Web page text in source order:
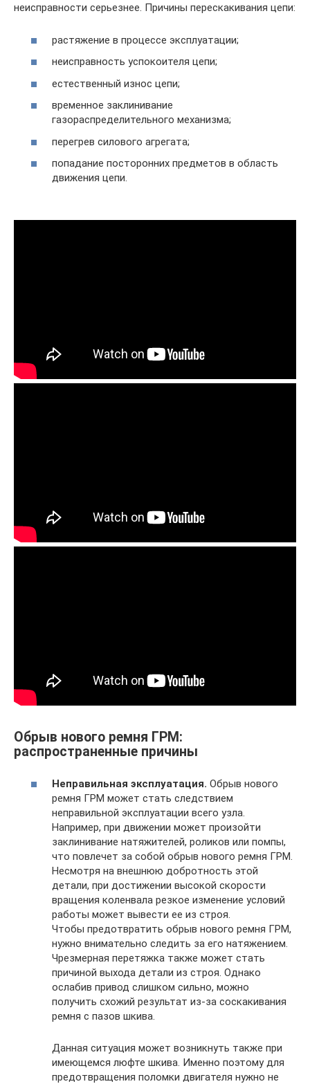
неисправности серьезнее. Причины перескакивания цепи:
растяжение в процессе эксплуатации;
неисправность успокоителя цепи;
естественный износ цепи;
временное заклинивание
газораспределительного механизма;
перегрев силового агрегата;
попадание посторонних предметов в область
движения цепи.
Обрыв нового ремня ГРМ:
распространенные причины
Неправильная эксплуатация. Обрыв нового
ремня ГРМ может стать следствием
неправильной эксплуатации всего узла.
Например, при движении может произойти
заклинивание натяжителей, роликов или помпы,
что повлечет за собой обрыв нового ремня ГРМ.
Несмотря на внешнюю добротность этой
детали, при достижении высокой скорости
вращения коленвала резкое изменение условий
работы может вывести ее из строя.
Чтобы предотвратить обрыв нового ремня ГРМ,
нужно внимательно следить за его натяжением.
Чрезмерная перетяжка также может стать
причиной выхода детали из строя. Однако
ослабив привод слишком сильно, можно
получить схожий результат из-за соскакивания
ремня с пазов шкива.
Данная ситуация может возникнуть также при
имеющемся люфте шкива. Именно поэтому для
предотвращения поломки двигателя нужно не